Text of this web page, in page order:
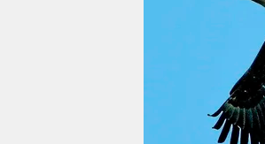
veranstaltungen